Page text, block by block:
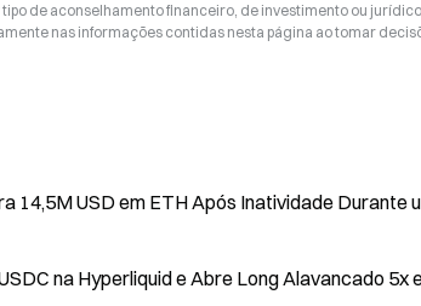
de aconselhamento financeiro, de investimento ou
nas informações contidas nesta página ao tomar
14,5M USD em ETH Após Inatividade Durante
na Hyperliquid e Abre Long Alavancado 5x